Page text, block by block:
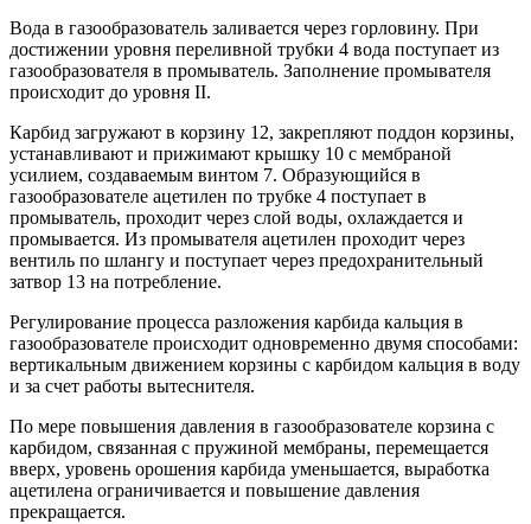
Вода в газообразователь заливается через горловину. При
достижении уровня переливной трубки 4 вода поступает из
газообразователя в промыватель. Заполнение промывателя
происходит до уровня II.
Карбид загружают в корзину 12, закрепляют поддон корзины,
устанавливают и прижимают крышку 10 с мембраной
усилием, создаваемым винтом 7. Образующийся в
газообразователе ацетилен по трубке 4 поступает в
промыватель, проходит через слой воды, охлаждается и
промывается. Из промывателя ацетилен проходит через
вентиль по шлангу и поступает через предохранительный
затвор 13 на потребление.
Регулирование процесса разложения карбида кальция в
газообразователе происходит одновременно двумя способами:
вертикальным движением корзины с карбидом кальция в воду
и за счет работы вытеснителя.
По мере повышения давления в газообразователе корзина с
карбидом, связанная с пружиной мембраны, перемещается
вверх, уровень орошения карбида уменьшается, выработка
ацетилена ограничивается и повышение давления
прекращается.